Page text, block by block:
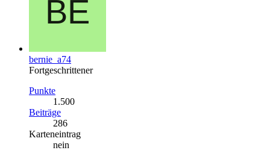
bernie_a74
Fortgeschrittener
Punkte
1.500
Beiträge
286
Karteneintrag
nein